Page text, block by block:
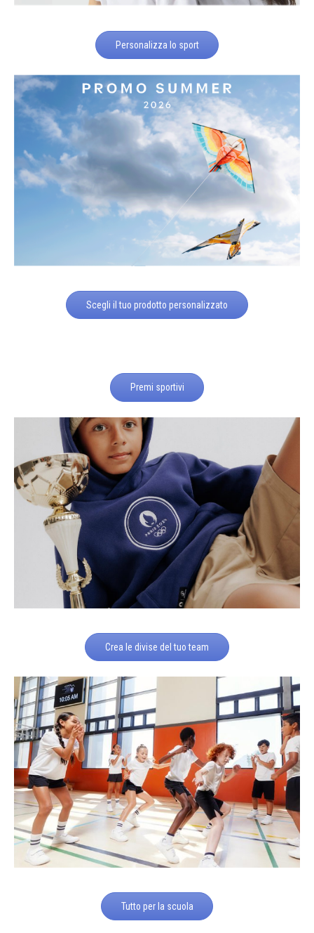
Personalizza lo sport
Scegli il tuo prodotto personalizzato
Premi sportivi
Crea le divise del tuo team
Tutto per la scuola